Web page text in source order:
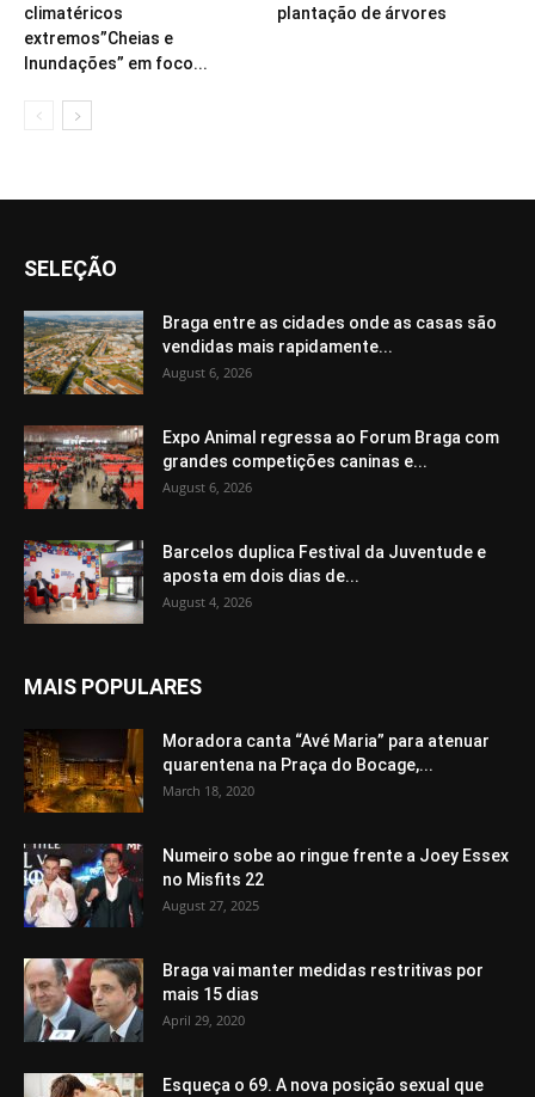
climatéricos
extremos”Cheias e
Inundações” em foco...
plantação de árvores
SELEÇÃO
Braga entre as cidades onde as casas são
vendidas mais rapidamente...
August 6, 2026
Expo Animal regressa ao Forum Braga com
grandes competições caninas e...
August 6, 2026
Barcelos duplica Festival da Juventude e
aposta em dois dias de...
August 4, 2026
MAIS POPULARES
Moradora canta “Avé Maria” para atenuar
quarentena na Praça do Bocage,...
March 18, 2020
Numeiro sobe ao ringue frente a Joey Essex
no Misfits 22
August 27, 2025
Braga vai manter medidas restritivas por
mais 15 dias
April 29, 2020
Esqueça o 69. A nova posição sexual que